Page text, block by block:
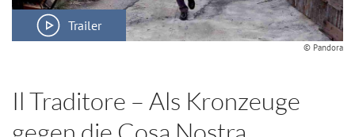
Trailer
© Pandora
Il Traditore – Als Kronzeuge